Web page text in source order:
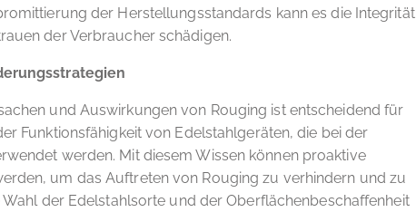
der Herstellungsstandards kann es die Integrität
der Verbraucher schädigen.
und Auswirkungen von Rouging ist entscheidend für
Funktionsfähigkeit von Edelstahlgeräten, die bei der
werden. Mit diesem Wissen können proaktive
um das Auftreten von Rouging zu verhindern und zu
Wahl der Edelstahlsorte und der Oberflächenbeschaffenheit